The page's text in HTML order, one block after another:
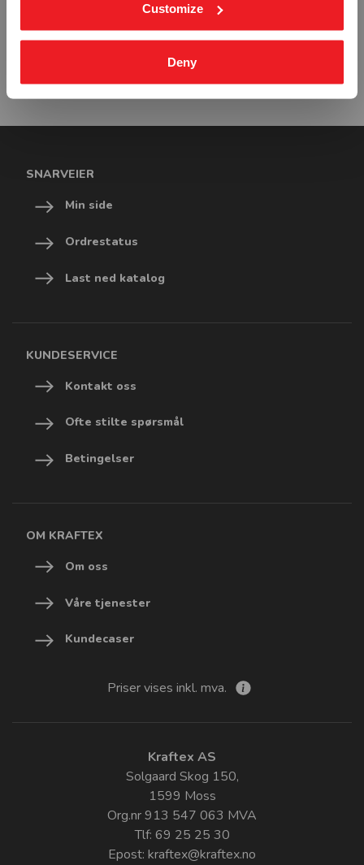
Customize
Deny
SNARVEIER
Min side
Ordrestatus
Last ned katalog
KUNDESERVICE
Kontakt oss
Ofte stilte spørsmål
Betingelser
OM KRAFTEX
Om oss
Våre tjenester
Kundecaser
Priser vises inkl. mva.
Kraftex AS
Solgaard Skog 150,
1599 Moss
Org.nr 913 547 063 MVA
Tlf: 69 25 25 30
Epost: kraftex@kraftex.no